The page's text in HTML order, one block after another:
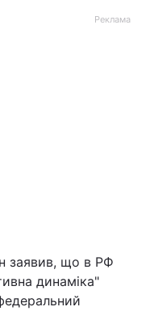
Реклама
заявив, що в РФ
динаміка"‎